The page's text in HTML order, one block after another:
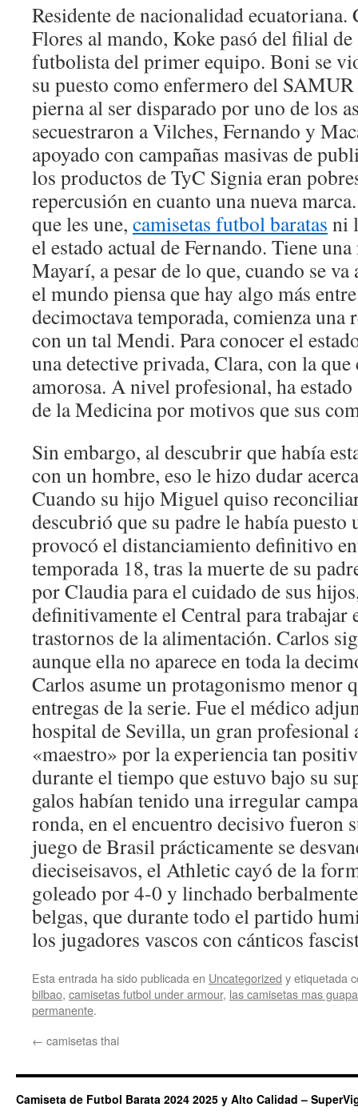
Residente de nacionalidad ecuatoriana.
Flores al mando, Koke pasó del filial de
futbolista del primer equipo. Boni se
su puesto como enfermero del
pierna al ser disparado por uno de los
secuestraron a Vilches, Fernando y
apoyado con campañas masivas de
los productos de TyC Signia eran
repercusión en cuanto una nueva
que les une, camisetas futbol baratas ni
el estado actual de Fernando. Tiene
Mayarí, a pesar de lo que, cuando se
el mundo piensa que hay algo más
decimoctava temporada, comienza
con un tal Mendi. Para conocer el
una detective privada, Clara, con la
amorosa. A nivel profesional, ha
de la Medicina por motivos que sus
Sin embargo, al descubrir que había
con un hombre, eso le hizo dudar
Cuando su hijo Miguel quiso
descubrió que su padre le había puesto
provocó el distanciamiento definitivo
temporada 18, tras la muerte de su
por Claudia para el cuidado de sus
definitivamente el Central para trabajar
trastornos de la alimentación. Carlos
aunque ella no aparece en toda la
Carlos asume un protagonismo menor
entregas de la serie. Fue el médico
hospital de Sevilla, un gran profesional
«maestro» por la experiencia tan
durante el tiempo que estuvo bajo su
galos habían tenido una irregular
ronda, en el encuentro decisivo fueron
juego de Brasil prácticamente se
dieciseisavos, el Athletic cayó de la
goleado por 4-0 y linchado
belgas, que durante todo el partido
los jugadores vascos con cánticos
Esta entrada ha sido publicada en Uncategorized y etiquetada
bilbao, camisetas futbol under armour, las camisetas mas
permanente.
← camisetas thai
Camiseta de Futbol Barata 2024 2025 y Alto Calidad –